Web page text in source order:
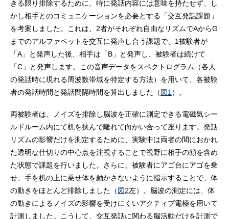
きる限り排除するために、特に発話内容には意味を持たせず、し
かし相手とのコミュニケーションを必要とする「交互発話課題」
を考案しました。これは、2者がそれぞれ自由なリズムでAからG
までのアルファベットを交互に発声し合う課題で、1被験者が
「A」と発声した後、相手は「B」と発声し、被験者は続けて
「C」と発声します。この音声データをスペクトログラム（各人
の発話時に現れる周波数帯域を特定する方法）を用いて、各被験
者の発話時間と発話間隔時間を算出しました（図1 ）。
両被験者は、ノイズを排除し脳波を正確に測定できる電磁気シー
ルドルーム内にて机を挟んで離れて向かい合って座ります。発話
リズムの影響だけを測定するために、実験中は両者の間におかれ
た透明な仕切りの中心点を注視することで視野に相手の顔を含め
た状態で課題を行いました。さらに、被験者にアゴ台にアゴを乗
せ、手を机の上に乗せ体を動かさないように指示することで、体
の動きをほとんど排除しました（図2左）。脳波の測定には、体
の動きによるノイズの影響を受けにくいアクティブ電極を用いて
計測しました。こうして、交互発話に関わる脳活動だけを計測で